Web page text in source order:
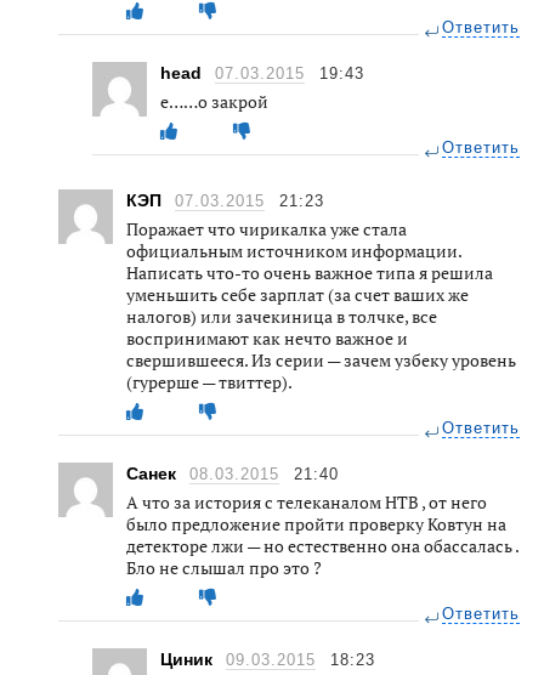
Ответить
head 07.03.2015 19:43
е……о закрой
Ответить
КЭП 07.03.2015 21:23
Поражает что чирикалка уже стала
официальным источником информации.
Написать что-то очень важное типа я решила
уменьшить себе зарплат (за счет ваших же
налогов) или зачекиница в толчке, все
воспринимают как нечто важное и
свершившееся. Из серии — зачем узбеку уровень
(гурерше — твиттер).
Ответить
Санек 08.03.2015 21:40
А что за история с телеканалом НТВ , от него
было предложение пройти проверку Ковтун на
детекторе лжи — но естественно она обассалась .
Бло не слышал про это ?
Ответить
Циник 09.03.2015 18:23